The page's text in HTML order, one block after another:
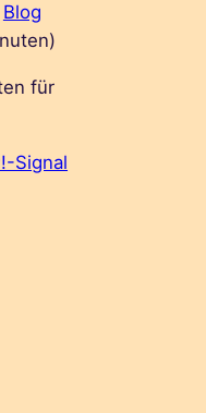
Blog
für
Signal